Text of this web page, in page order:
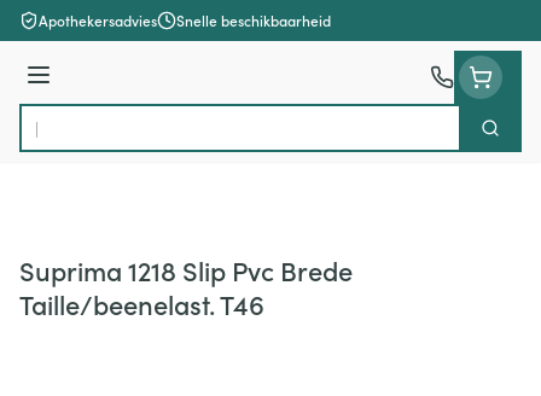
Ga naar de inhoud
Apothekersadvies Snelle beschikbaarheid
Menu
Product, merk, categorie...
Zoek
Suprima 1218 Slip Pvc Brede
Taille/beenelast. T46